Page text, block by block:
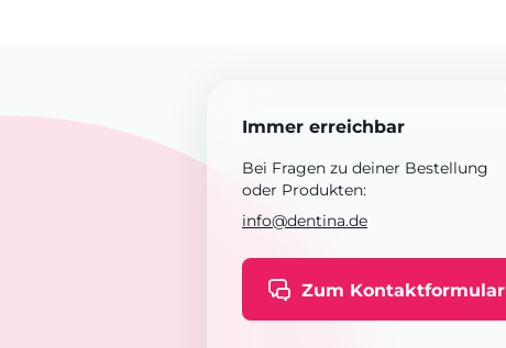
Immer erreichbar
Bei Fragen zu deiner Bestellung
oder Produkten:
info@dentina.de
Zum Kontaktformular